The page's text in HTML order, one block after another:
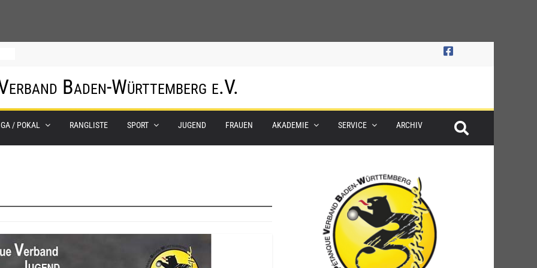
Baden-Württemberg e.V.
/ POKAL RANGLISTE SPORT JUGEND FRAUEN AKADEMIE SERVICE ARCHIV